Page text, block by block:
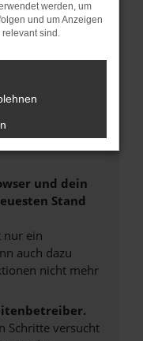
in einem
privaten
und dein
Stand
nur ein
auch dazu
nicht mehr
Schritte versucht
werden, um
und um Anzeigen
relevant sind.